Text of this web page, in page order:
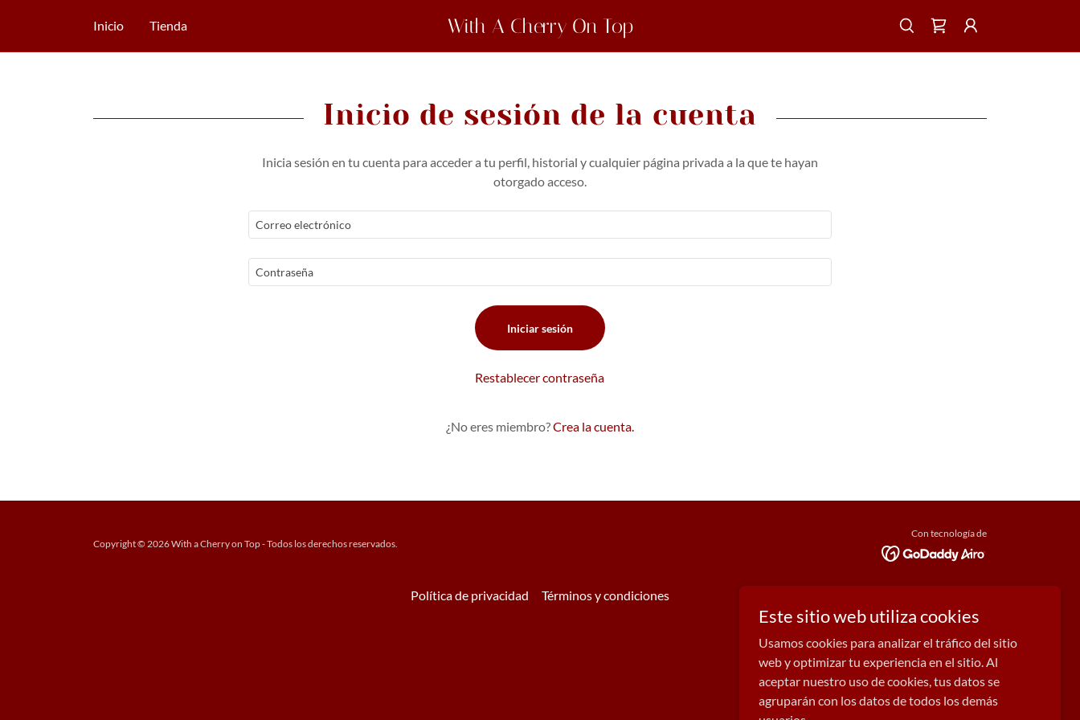
Inicio Tienda With A Cherry On Top
Inicio de sesión de la cuenta
Inicia sesión en tu cuenta para acceder a tu perfil, historial y cualquier página privada a la que te hayan
otorgado acceso.
Iniciar sesión
Restablecer contraseña
¿No eres miembro?Crea la cuenta.
Copyright © 2026 With a Cherry on Top - Todos los derechos reservados.
Con tecnología de
Política de privacidad Términos y condiciones
Este sitio web utiliza cookies
Usamos cookies para analizar el tráfico del sitio
web y optimizar tu experiencia en el sitio. Al
aceptar nuestro uso de cookies, tus datos se
agruparán con los datos de todos los demás